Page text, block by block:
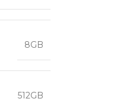
8GB
512GB